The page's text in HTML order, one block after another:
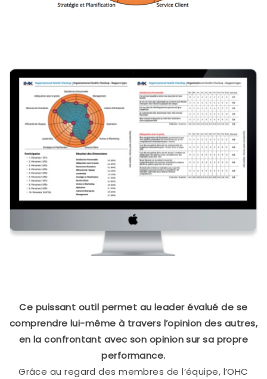
Ce puissant outil permet au leader évalué de se
comprendre lui-même à travers l’opinion des autres,
en la confrontant avec son opinion sur sa propre
performance.
Grâce au regard des membres de l’équipe, l’OHC